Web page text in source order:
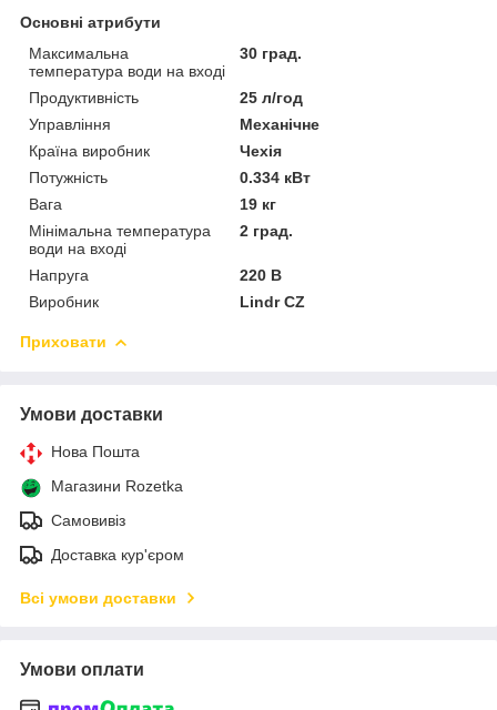
Основні атрибути
Максимальна
температура води на вході
30 град.
Продуктивність
25 л/год
Управління
Механічне
Країна виробник
Чехія
Потужність
0.334 кВт
Вага
19 кг
Мінімальна температура
води на вході
2 град.
Напруга
220 В
Виробник
Lindr CZ
Приховати
Умови доставки
Нова Пошта
Магазини Rozetka
Самовивіз
Доставка кур'єром
Всі умови доставки
Умови оплати